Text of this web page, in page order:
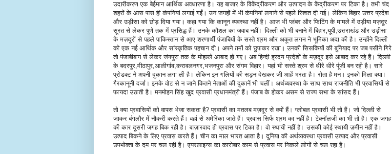
उदारीकरण एक बेईमान आर्थिक अवधारणा है। यह बाजार के विकेंद्रीकरण और उत्पादन के केंद्रीकरण पर टिका है। तभी चंद
शहरों के आस पास ही कंपनियां लगाई गईं। उन जगहों में भी कंपनियां लगाने से पहले रिश्वत दी गई। लेकिन बिहार उत्तर प्रदेश
और उड़ीसा को छोड़ दिया गया। कहा गया कि कानून व्यवस्था नहीं है। आज भी प्लंबर और फिटिंग के मामले में उड़ीया मज़दूर
सूरत से लेकर पुणे तक में प्रसिद्ध हैं। उनके कौशल का जवाब नहीं। दिल्ली को भी बनाने में बिहार,यूपी,उत्तराखंड और उड़ीसा
के मज़दूरों से पहले पाकिस्तान से आए शरणार्थी पंजाबियों के सस्ते श्रम और अकूत लगन ने भूमिका अदा की है। उन्होंने दिल्ली
को एक नई आर्थिक और सांस्कृतिक पहचान दी। अपने ग़मों को छुपाकर रखा। उनकी सिसकियों की बुनियाद पर जब पसीने गिरे
तो पंजाबीबाग से लेकर जंगपुरा तक के मोहल्ले आबाद हो गए। अब हिन्दी ह्रदय प्रदेशों के मज़दूर इसे आबाद कर रहे हैं। दिल्ली
के बदरपुर,मीठापुर,आलीगांव,करावलनगर,भजनपुरा और संगम विहार। यहां भी सस्ते श्रम से धीरे धीरे पूंजी बन रही है। सारे
प्रोडक्ट ने अपनी दुकान लगा ली है। लेकिन इन गलियों की सड़न देखकर जी आहें भरता है। रोता है मन। इनको मिला क्या।
गैरकानूनी दर्जा। इनके वोट से न जाने कितने नेताओं की दुकानें भी चलीं। अर्थव्यवस्था के साथ साथ राजनीति भी प्रवासियों से
फायदा उठाती है। मनमोहन सिंह खुद प्रवासी प्रधानमंत्री हैं। पंजाब के होकर असम से राज्य सभा के सांसद हैं।
तो क्या प्रवासियों को वापस भेजा सकता है? प्रवासी का मतलब मज़दूर से क्यों हैं। ग्लोबल प्रवासी भी तो हैं। जो दिल्ली से
जाकर बंगलौर में नौकरी करते हैं। वहां से अमेरिका जाते हैं। प्रवास सिर्फ श्रम का नहीं है। टेक्नॉलजी का भी तो है। एक जगह
की कार दूसरी जगह बिक रही है। बाज़ारवाद ही प्रवास पर टिका है। वो स्थायी नहीं है। उसकी कोई स्थायी ज़मीन नहीं है।
उत्पाद बिकने के लिए प्रवास करते हैं। चीन का माल भारत आता है। दुनिया की अर्थव्यवस्था प्रवासी उत्पाद और प्रवासी
उपभोक्ता के दम पर चल रही है। एयरलाइन्स का कारोबार काम से प्रवास पर निकले लोगों से चल रहा है।